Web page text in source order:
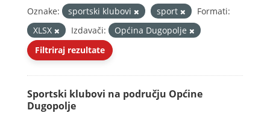
Oznake: sportski klubovi sport
Formati:
XLSX
Izdavači:
Općina Dugopolje
Filtriraj rezultate
Sportski klubovi na području Općine
Dugopolje